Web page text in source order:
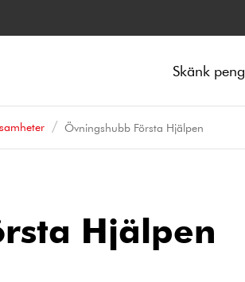
Skänk
Övningshubb Första Hjälpen
Hjälpen